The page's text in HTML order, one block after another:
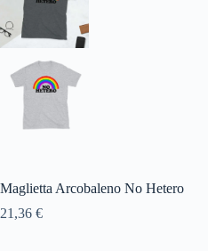
Maglietta Arcobaleno No Hetero
21,36 €